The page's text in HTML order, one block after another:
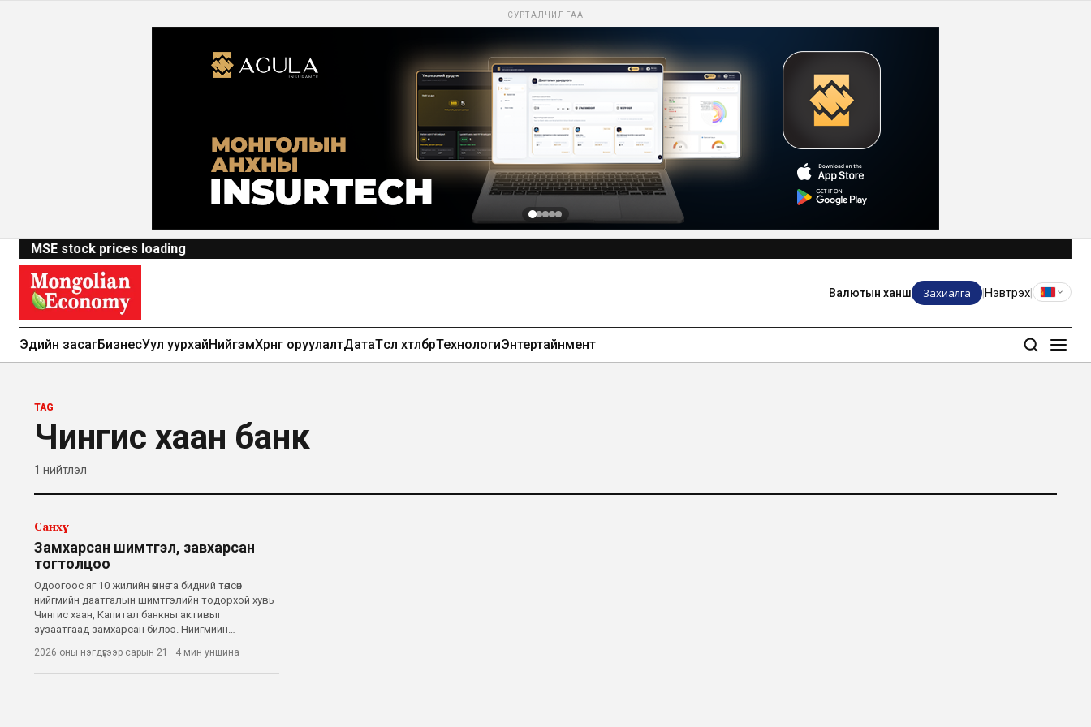
СУРТАЛЧИЛГАА
MSE stock prices loading
Валютын ханш Захиалга Нэвтрэх
Эдийн засагБизнесУул уурхайНийгэмХөрөнгө оруулалтДатаТөсөл хөтөлбөрТехнологиЭнтертайнмент
TAG
Чингис хаан банк
1 нийтлэл
Санхүү
Замхарсан шимтгэл, завхарсан
тогтолцоо
Одоогоос яг 10 жилийн өмнө та бидний төлсөн
нийгмийн даатгалын шимтгэлийн тодорхой хувь
Чингис хаан, Капитал банкны активыг
зузаатгаад замхарсан билээ. Нийгмийн
банкуудад байршуулж, хүүгийн өгөөжөөр баяжуулах
гэсэн эрх баригчдын “менежмент” ийнхүү
2026 оны нэгдүгээр сарын 21 · 4 мин уншина